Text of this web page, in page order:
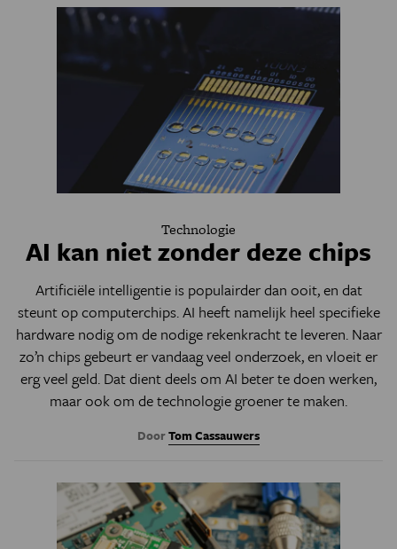
Technologie
AI kan niet zonder deze chips
Artificiële intelligentie is populairder dan ooit, en dat
steunt op computerchips. AI heeft namelijk heel specifieke
hardware nodig om de nodige rekenkracht te leveren. Naar
zo’n chips gebeurt er vandaag veel onderzoek, en vloeit er
erg veel geld. Dat dient deels om AI beter te doen werken,
maar ook om de technologie groener te maken.
DoorTom Cassauwers